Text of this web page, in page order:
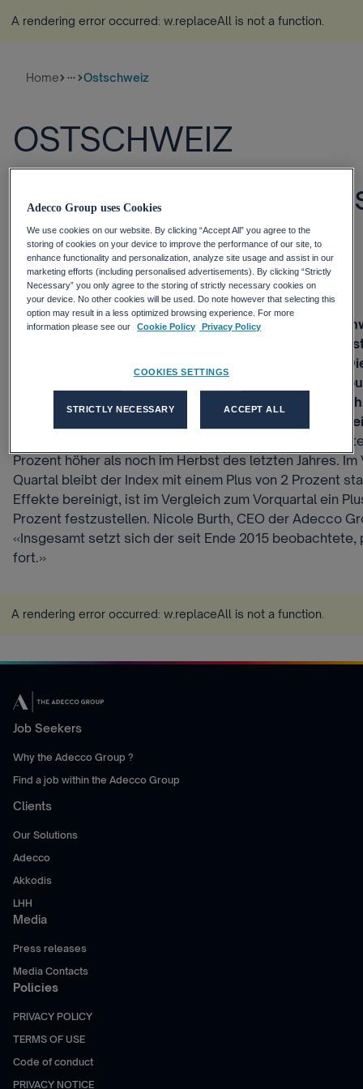
A rendering error occurred: w.replaceAll is not a function
Home more_horiz Ostschweiz
OSTSCHWEIZ
Stellenmarkt mit
Wachstum in der
Deutschschweiz: +9%
Zürich, 4. Oktober 2018 – Der Stellenmarkt der
Herbstquartal zu. Nach einer Stagnation im Jahr 2017
Anstieg der Anzahl Stellenanzeigen zu beobachten.
wissenschaftlich fundierte Erhebung des Adecco
Index des Stellenmarkt-Monitors der Universität
ist vor allem in den Berufen der
Der Adecco Group Swiss Job Market Index liegt im
Prozent höher als noch im Herbst des letzten Jahres.
Quartal bleibt der Index mit einem Plus von 2 Prozent
Effekte bereinigt, ist im Vergleich zum Vorquartal ein
Prozent festzustellen. Nicole Burth, CEO der Adecco
«Insgesamt setzt sich der seit Ende 2015 beobachtete,
fort.»
A rendering error occurred: w.replaceAll is not a function
Job Seekers
Why the Adecco Group ?
Find a job within the Adecco Group
Clients
Our Solutions
Adecco
Akkodis
LHH
Media
Press releases
Media Contacts
Policies
PRIVACY POLICY
TERMS OF USE
Code of conduct
PRIVACY NOTICE
Adecco Group uses Cookies
We use cookies on our website. By clicking “Accept All” you agree to the
storing of cookies on your device to improve the performance of our site, to
enhance functionality and personalization, analyze site usage and assist in our
marketing efforts (including personalised advertisements). By clicking “Strictly
Necessary” you only agree to the storing of strictly necessary cookies on
your device. No other cookies will be used. Do note however that selecting this
option may result in a less optimized browsing experience. For more
information please see our
Cookie Policy Privacy Policy
COOKIES SETTINGS
STRICTLY NECESSARY ACCEPT ALL